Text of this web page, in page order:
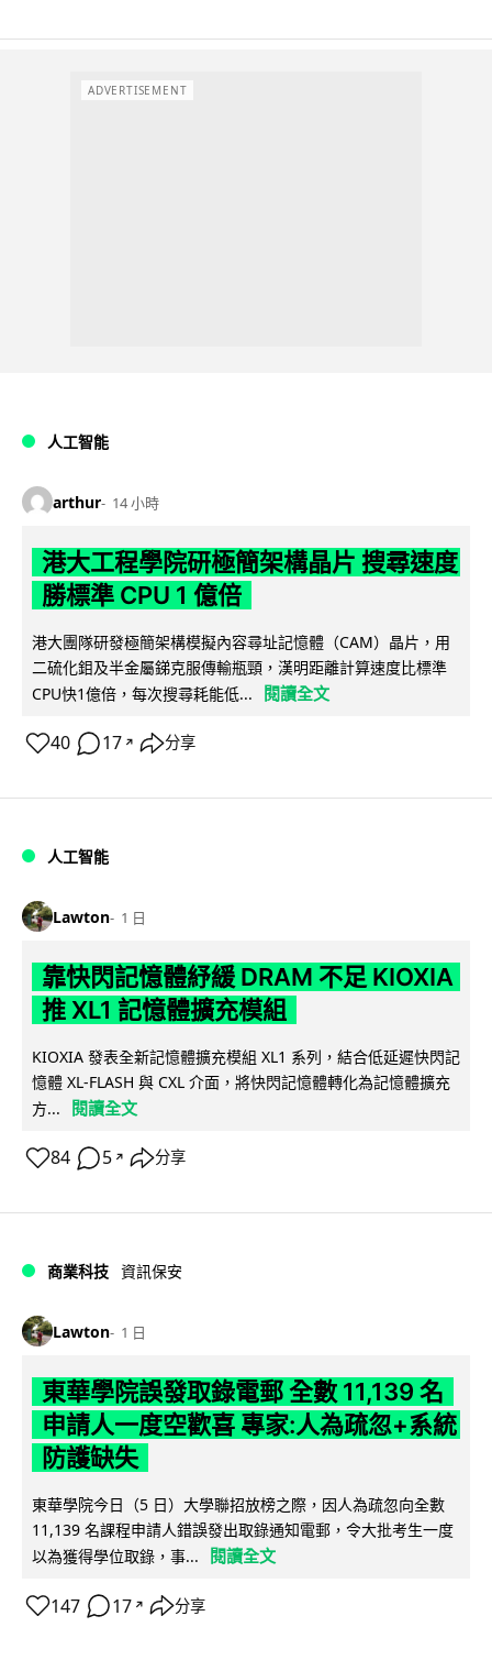
ADVERTISEMENT
人工智能
arthur 14 小時
港大工程學院研極簡架構晶片 搜尋速度
勝標準 CPU 1 億倍
港大團隊研發極簡架構模擬內容尋址記憶體（CAM）晶片，用
二硫化鉬及半金屬銻克服傳輸瓶頸，漢明距離計算速度比標準
CPU快1億倍，每次搜尋耗能低...
閱讀全文
40 17 ↗ 分享
人工智能
Lawton 1 日
靠快閃記憶體紓緩 DRAM 不足 KIOXIA
推 XL1 記憶體擴充模組
KIOXIA 發表全新記憶體擴充模組 XL1 系列，結合低延遲快閃記
憶體 XL-FLASH 與 CXL 介面，將快閃記憶體轉化為記憶體擴充
方...
閱讀全文
84 5 ↗ 分享
商業科技 資訊保安
Lawton 1 日
東華學院誤發取錄電郵 全數 11,139 名
申請人一度空歡喜 專家:人為疏忽+系統
防護缺失
東華學院今日（5 日）大學聯招放榜之際，因人為疏忽向全數
11,139 名課程申請人錯誤發出取錄通知電郵，令大批考生一度
以為獲得學位取錄，事...
閱讀全文
147 17 ↗ 分享